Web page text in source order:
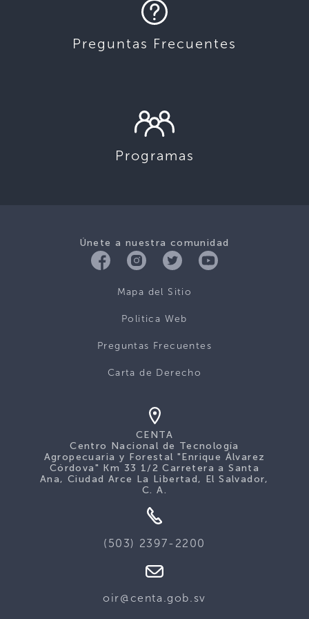
Preguntas Frecuentes
Programas
Únete a nuestra comunidad
Mapa del Sitio
Politica Web
Preguntas Frecuentes
Carta de Derecho
CENTA
Centro Nacional de Tecnología
Agropecuaria y Forestal "Enrique Álvarez
Córdova" Km 33 1/2 Carretera a Santa
Ana, Ciudad Arce La Libertad, El Salvador,
C. A.
(503) 2397-2200
oir@centa.gob.sv